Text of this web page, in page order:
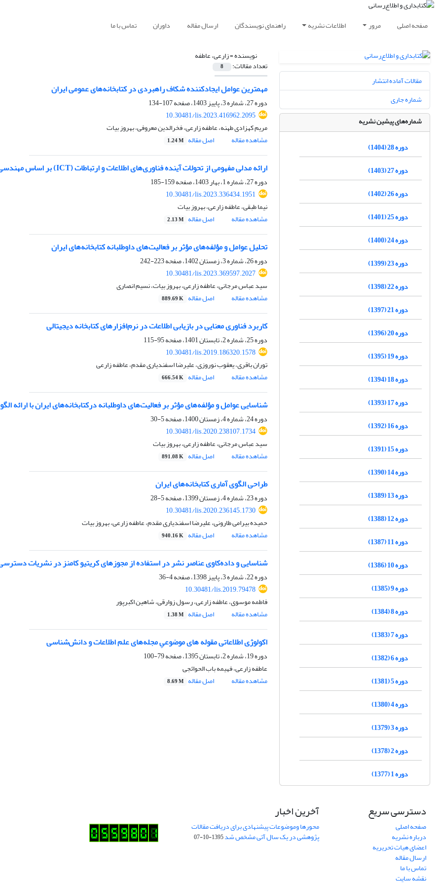
صفحه اصلی مرور اطلاعات نشریه راهنمای نویسندگان ارسال مقاله داوران تماس با ما
نویسنده =زارعی، عاطفه
تعداد مقالات: 8
مهمترین عوامل ایجاد‌کننده‌ شکاف راهبردی در کتابخانه‌های عمومی ایران
دوره 27، شماره 3، پاییز 1403، صفحه
107-134
10.30481/lis.2023.416962.2095
مریم کهزادی طهنه، عاطفه زارعی، فخرالدین معروفی، بهروز بیات
مشاهده مقاله
اصل مقاله 1.24 M
ارائه مدلی مفهومی از تحولات آینده فناوری‌های اطلاعات و ارتباطات (ICT) بر اساس مهندسی دانش سازمانی در سازمان‌های دانش بنیان
دوره 27، شماره 1، بهار 1403، صفحه
159-185
10.30481/lis.2023.336434.1951
نیما طبقی، عاطفه زارعی، بهروز بیات
مشاهده مقاله
اصل مقاله 2.13 M
تحلیل عوامل و مؤلفه‌های مؤثر بر فعالیت‌های داوطلبانه کتابخانه‌های ایران
دوره 26، شماره 3، زمستان 1402، صفحه
223-242
10.30481/lis.2023.369597.2027
سید عباس مرجانی، عاطفه زارعی، بهروز بیات، نسیم انصاری
مشاهده مقاله
اصل مقاله 889.69 K
کاربرد فناوری معنایی در بازیابی اطلاعات در نرم‌افزارهای کتابخانه دیجیتالی
دوره 25، شماره 2، تابستان 1401، صفحه
95-115
10.30481/lis.2019.186320.1578
توران باقری، یعقوب نوروزی، علیرضا اسفندیاری مقدم، عاطفه زارعی
مشاهده مقاله
اصل مقاله 666.54 K
شناسایی عوامل و مؤلفه‌های مؤثر بر فعالیت‌های داوطلبانه درکتابخانه‌های ایران با ارائه
دوره 24، شماره 4، زمستان 1400، صفحه
5-30
10.30481/lis.2020.238107.1734
سید عباس مرجانی، عاطفه زارعی، بهروز بیات
مشاهده مقاله
اصل مقاله 891.08 K
طراحی الگوی آماری کتابخانه‌های ایران
دوره 23، شماره 4، زمستان 1399، صفحه
5-28
10.30481/lis.2020.236145.1730
حمیده بیرامی طارونی، علیرضا اسفندیاری مقدم، عاطفه زارعی، بهروز بیات
مشاهده مقاله
اصل مقاله 940.16 K
شناسایی و داده‌کاوی عناصر نشر در استفاده از مجوزهای کریتیو کامنز در نشریات
دوره 22، شماره 3، پاییز 1398، صفحه
4-36
10.30481/lis.2019.79478
فاطمه موسوی، عاطفه زارعی، رسول زوارقی، شاهین اکبرپور
مشاهده مقاله
اصل مقاله 1.38 M
اکولوژی اطلاعاتی مقوله های موضوعیِ مجله‌های علم اطلاعات و دانش‌‌شناسی
دوره 19، شماره 2، تابستان 1395، صفحه
79-100
عاطفه زارعی، فهیمه باب الحوائجی
مشاهده مقاله
اصل مقاله 8.69 M
مقالات آماده انتشار
شماره جاری
شماره‌های پیشین نشریه
دوره 28 (1404)
دوره 27 (1403)
دوره 26 (1402)
دوره 25 (1401)
دوره 24 (1400)
دوره 23 (1399)
دوره 22 (1398)
دوره 21 (1397)
دوره 20 (1396)
دوره 19 (1395)
دوره 18 (1394)
دوره 17 (1393)
دوره 16 (1392)
دوره 15 (1391)
دوره 14 (1390)
دوره 13 (1389)
دوره 12 (1388)
دوره 11 (1387)
دوره 10 (1386)
دوره 9 (1385)
دوره 8 (1384)
دوره 7 (1383)
دوره 6 (1382)
دوره 5 (1381)
دوره 4 (1380)
دوره 3 (1379)
دوره 2 (1378)
دوره 1 (1377)
دسترسی سریع
صفحه اصلی
درباره نشریه
اعضای هیات تحریریه
ارسال مقاله
تماس با ما
نقشه سایت
آخرین اخبار
محورها وموضوعات پیشنهادی برای دریافت مقالات
پژوهشی در یک سال آتی مشخص شد1395-10-07